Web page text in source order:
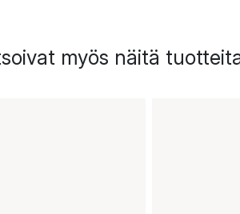
myös näitä